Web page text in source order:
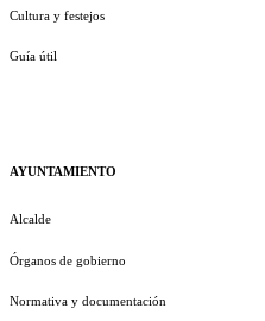
Cultura y festejos
Guía útil
AYUNTAMIENTO
Alcalde
Órganos de gobierno
Normativa y documentación